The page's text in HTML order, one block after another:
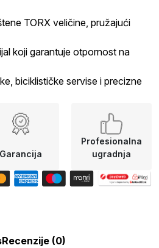
TORX veličine, pružajući
koji garantuje otpornost na
biciklističke servise i precizne
Garancija
Profesionalna
ugradnja
Recenzije (0)